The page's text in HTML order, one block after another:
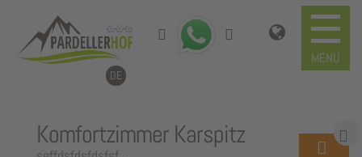
DE
Komfortzimmer Karspitz